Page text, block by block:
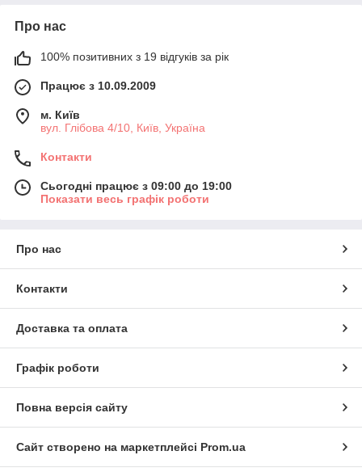
Про нас
100% позитивних з 19 відгуків за рік
Працює з 10.09.2009
м. Київ
вул. Глібова 4/10, Київ, Україна
Контакти
Сьогодні працює з 09:00 до 19:00
Показати весь графік роботи
Про нас
Контакти
Доставка та оплата
Графік роботи
Повна версія сайту
Сайт створено на маркетплейсі Prom.ua